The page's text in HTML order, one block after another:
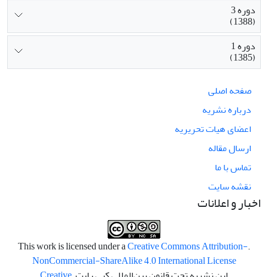
دوره 3
(1388)
دوره 1
(1385)
صفحه اصلی
درباره نشریه
اعضای هیات تحریریه
ارسال مقاله
تماس با ما
نقشه سایت
اخبار و اعلانات
.This work is licensed under a
Creative Commons Attribution-
NonCommercial-ShareAlike 4.0 International License